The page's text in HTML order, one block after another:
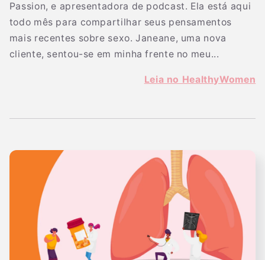
Passion, e apresentadora de podcast. Ela está aqui
todo mês para compartilhar seus pensamentos
mais recentes sobre sexo. Janeane, uma nova
cliente, sentou-se em minha frente no meu...
Leia no HealthyWomen